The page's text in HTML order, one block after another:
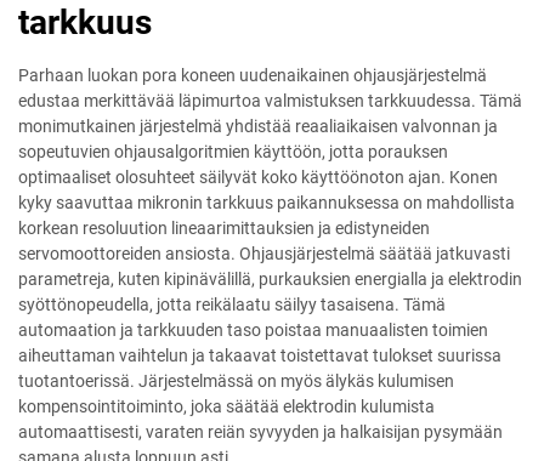
tarkkuus
Parhaan luokan pora koneen uudenaikainen ohjausjärjestelmä
edustaa merkittävää läpimurtoa valmistuksen tarkkuudessa. Tämä
monimutkainen järjestelmä yhdistää reaaliaikaisen valvonnan ja
sopeutuvien ohjausalgoritmien käyttöön, jotta porauksen
optimaaliset olosuhteet säilyvät koko käyttöönoton ajan. Konen
kyky saavuttaa mikronin tarkkuus paikannuksessa on mahdollista
korkean resoluution lineaarimittauksien ja edistyneiden
servomoottoreiden ansiosta. Ohjausjärjestelmä säätää jatkuvasti
parametreja, kuten kipinävälillä, purkauksien energialla ja elektrodin
syöttönopeudella, jotta reikälaatu säilyy tasaisena. Tämä
automaation ja tarkkuuden taso poistaa manuaalisten toimien
aiheuttaman vaihtelun ja takaavat toistettavat tulokset suurissa
tuotantoerissä. Järjestelmässä on myös älykäs kulumisen
kompensointitoiminto, joka säätää elektrodin kulumista
automaattisesti, varaten reiän syvyyden ja halkaisijan pysymään